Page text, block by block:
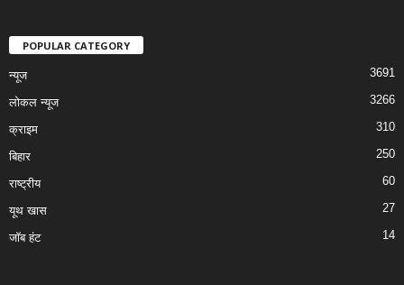
POPULAR CATEGORY
न्यूज 3691
लोकल न्यूज 3266
क्राइम 310
बिहार 250
राष्ट्रीय 60
यूथ खास 27
जॉब हंट 14